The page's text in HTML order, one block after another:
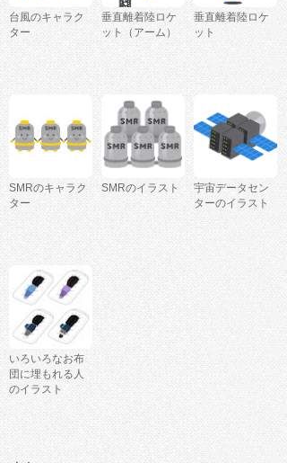
台風のキャラク
ター
垂直離着陸ロケ
ット（アーム）
垂直離着陸ロケ
ット
SMRのキャラク
ター
SMRのイラスト
宇宙データセン
ターのイラスト
いろいろなお布
団に埋もれる人
のイラスト